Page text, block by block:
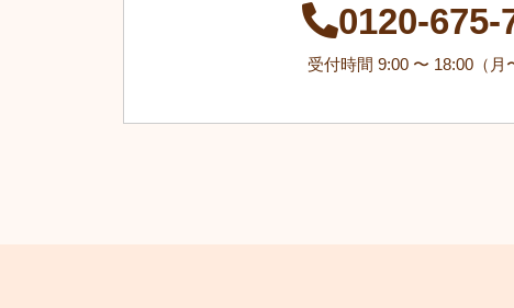
0120-675-
受付時間 9:00 〜 18:00（月